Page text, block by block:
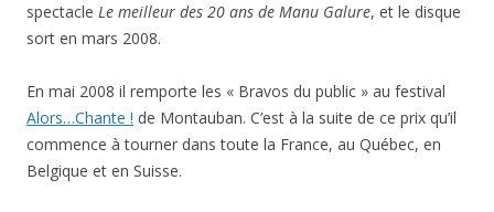
spectacle Le meilleur des 20 ans de Manu Galure, et le disque
sort en mars 2008.
En mai 2008 il remporte les « Bravos du public » au festival
Alors…Chante ! de Montauban. C’est à la suite de ce prix qu’il
commence à tourner dans toute la France, au Québec, en
Belgique et en Suisse.